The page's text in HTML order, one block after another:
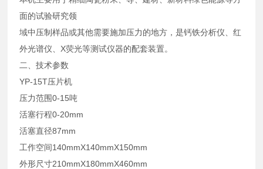
面的试验研究领
域中压制样品或其他需要施加压力的地方，是钙铁分析仪、红
外光谱仪、X荧光等测试仪器的配套装置。
二、技术参数
YP-15T压片机
压力范围0-15吨
活塞行程0-20mm
活塞直径87mm
工作空间140mmX140mmX150mm
外形尺寸210mmX180mmX460mm